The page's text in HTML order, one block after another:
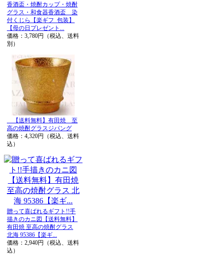
香酒盃・焼酎カップ・焼酎
グラス・和食器香酒盃 染
付くじら【楽ギフ_包装】
【母の日プレゼント...
価格：3,780円（税込、送料
別）
【送料無料】有田焼 至
高の焼酎グラスジパング
価格：4,320円（税込、送料
込）
贈って喜ばれるギフト!!手
描きのカニ図【送料無料】
有田焼 至高の焼酎グラス
北海 95386【楽ギ...
価格：2,940円（税込、送料
込）